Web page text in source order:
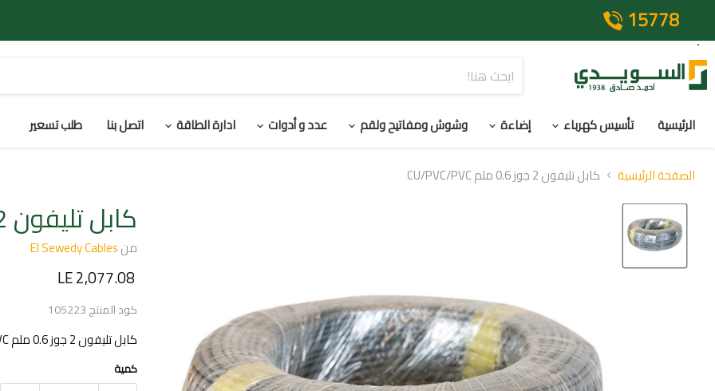
15778
الرئيسية تأسيس كهرباء إضاءة وشوش ومفاتيح ولقم عدد و أدوات ادارة الطاقة اتصل بنا طلب تسعير
الصفحة الرئيسية كابل تليفون 2 جوز 0.6 ملم CU/PVC/PVC
كابل تليفون 2 جوز 0.6 ملم CU/PVC/PVC
منEl Sewedy Cables
السعر الحالي
LE 2,077.08
كود المنتج105223
كابل تليفون 2 جوز 0.6 ملم CU/PVC/PVC متر100
كمية